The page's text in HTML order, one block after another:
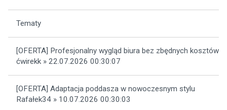
Tematy
[OFERTA] Profesjonalny wygląd biura bez zbędnych kosztów
ćwirekk » 22.07.2026 00:30:07
[OFERTA] Adaptacja poddasza w nowoczesnym stylu
Rafałek34 » 10.07.2026 00:30:03